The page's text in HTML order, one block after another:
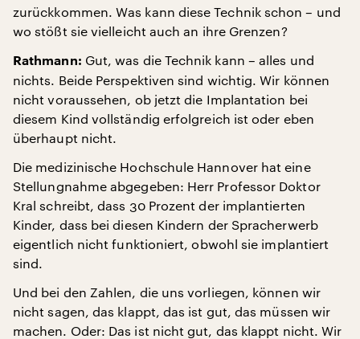
zurückkommen. Was kann diese Technik schon – und
wo stößt sie vielleicht auch an ihre Grenzen?
Rathmann: Gut, was die Technik kann – alles und
nichts. Beide Perspektiven sind wichtig. Wir können
nicht voraussehen, ob jetzt die Implantation bei
diesem Kind vollständig erfolgreich ist oder eben
überhaupt nicht.
Die medizinische Hochschule Hannover hat eine
Stellungnahme abgegeben: Herr Professor Doktor
Kral schreibt, dass 30 Prozent der implantierten
Kinder, dass bei diesen Kindern der Spracherwerb
eigentlich nicht funktioniert, obwohl sie implantiert
sind.
Und bei den Zahlen, die uns vorliegen, können wir
nicht sagen, das klappt, das ist gut, das müssen wir
machen. Oder: Das ist nicht gut, das klappt nicht. Wir